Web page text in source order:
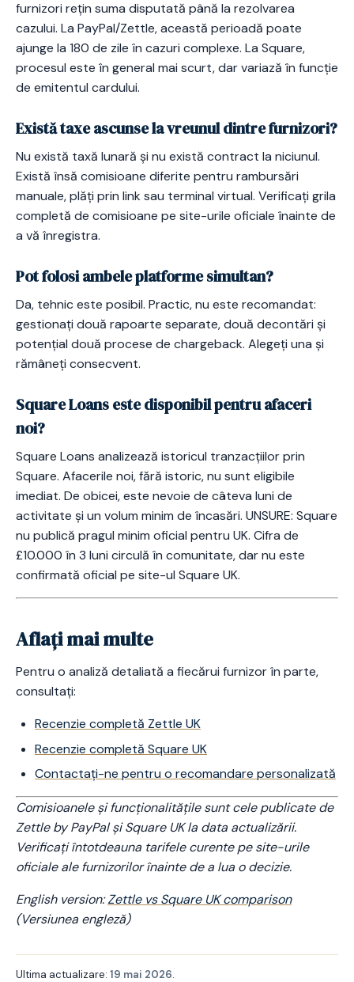
furnizori rețin suma disputată până la rezolvarea
cazului. La PayPal/Zettle, această perioadă poate
ajunge la 180 de zile în cazuri complexe. La Square,
procesul este în general mai scurt, dar variază în funcție
de emitentul cardului.
Există taxe ascunse la vreunul dintre furnizori?
Nu există taxă lunară și nu există contract la niciunul.
Există însă comisioane diferite pentru rambursări
manuale, plăți prin link sau terminal virtual. Verificați grila
completă de comisioane pe site-urile oficiale înainte de
a vă înregistra.
Pot folosi ambele platforme simultan?
Da, tehnic este posibil. Practic, nu este recomandat:
gestionați două rapoarte separate, două decontări și
potențial două procese de chargeback. Alegeți una și
rămâneți consecvent.
Square Loans este disponibil pentru afaceri
noi?
Square Loans analizează istoricul tranzacțiilor prin
Square. Afacerile noi, fără istoric, nu sunt eligibile
imediat. De obicei, este nevoie de câteva luni de
activitate și un volum minim de încasări. UNSURE: Square
nu publică pragul minim oficial pentru UK. Cifra de
£10.000 în 3 luni circulă în comunitate, dar nu este
confirmată oficial pe site-ul Square UK.
Aflați mai multe
Pentru o analiză detaliată a fiecărui furnizor în parte,
consultați:
Recenzie completă Zettle UK
Recenzie completă Square UK
Contactați-ne pentru o recomandare personalizată
Comisioanele și funcționalitățile sunt cele publicate de
Zettle by PayPal și Square UK la data actualizării.
Verificați întotdeauna tarifele curente pe site-urile
oficiale ale furnizorilor înainte de a lua o decizie.
English version:Zettle vs Square UK comparison
(Versiunea engleză)
Ultima actualizare: 19 mai 2026.